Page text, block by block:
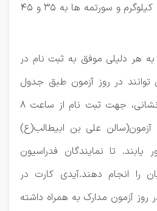
تغییر وزن گالن ها به ۱۰ کیلوگرم و سورتمه ها به ۳۵ و ۴۵
به هر دلیلی موفق به ثبت نام در
در روز آزمون طبق جدول
زمانبندی سازمان آتش نشانی، جهت ثبت نام از ساعت ۸
آزمون(سالن علی بن ابیطالب(ع)
حضور یابند. تا نمایندگان فدراسیون
را انجام دهند.آیدی کارت در
آزمون مدارک به همراه داشته